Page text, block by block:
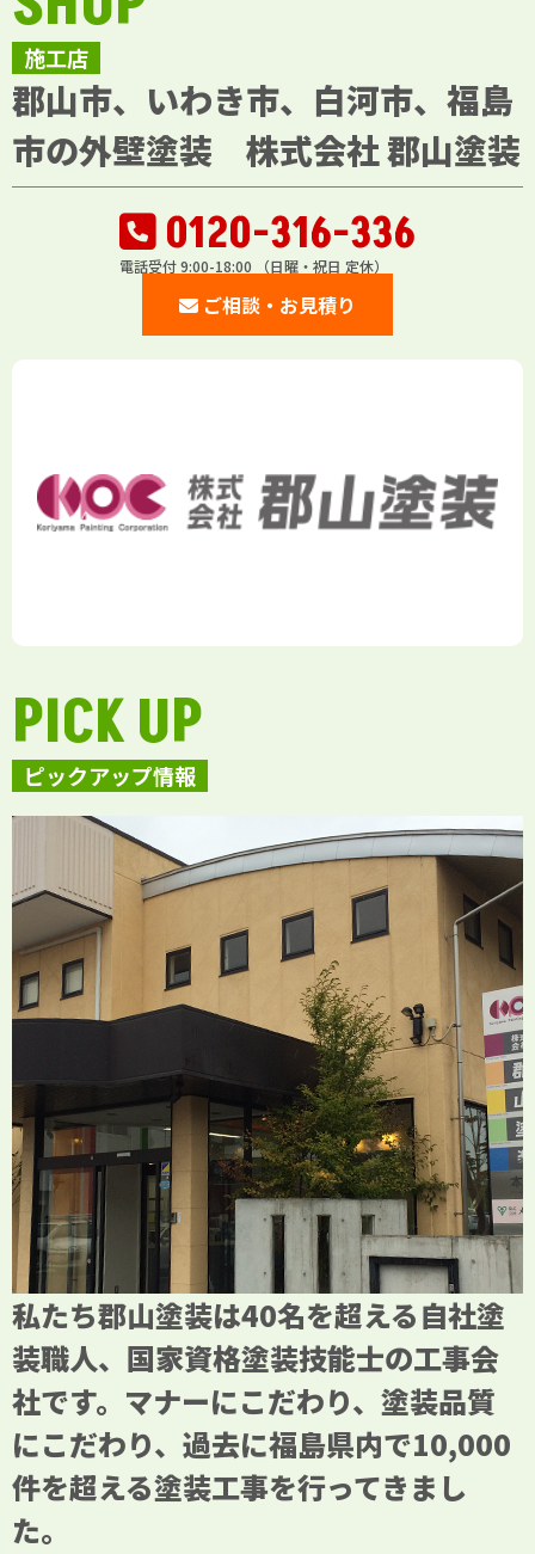
施工店
郡山市、いわき市、白河市、福島
市の外壁塗装 株式会社 郡山塗装
0120-316-336
電話受付 9:00-18:00 （日曜・祝日 定休）
ご相談・お見積り
ピックアップ情報
PICK UP
私たち郡山塗装は40名を超える自社塗
装職人、国家資格塗装技能士の工事会
社です。マナーにこだわり、塗装品質
にこだわり、過去に福島県内で10,000
件を超える塗装工事を行ってきまし
た。